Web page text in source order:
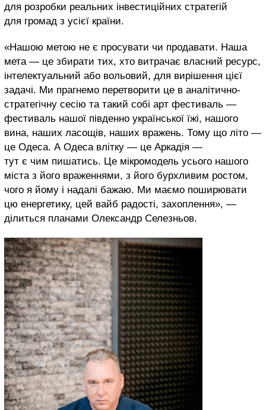
для розробки реальних інвестиційних стратегій
для громад з усієї країни.
«Нашою метою не є просувати чи продавати. Наша
мета — це збирати тих, хто витрачає власний ресурс,
інтелектуальний або вольовий, для вирішення цієї
задачі. Ми прагнемо перетворити це в аналітично-
стратегічну сесію та такий собі арт фестиваль —
фестиваль нашої південно української їжі, нашого
вина, наших ласощів, наших вражень. Тому що літо —
це Одеса. А Одеса влітку — це Аркадія —
тут є чим пишатись. Це мікромодель усього нашого
міста з його враженнями, з його бурхливим ростом,
чого я йому і надалі бажаю. Ми маємо поширювати
цю енергетику, цей вайб радості, захоплення», —
ділиться планами Олександр Селезньов.